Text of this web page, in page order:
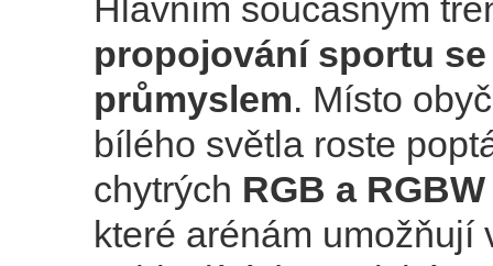
Hlavním současným
propojování sportu
průmyslem. Místo
bílého světla roste
chytrých RGB a
které arénám umožňují